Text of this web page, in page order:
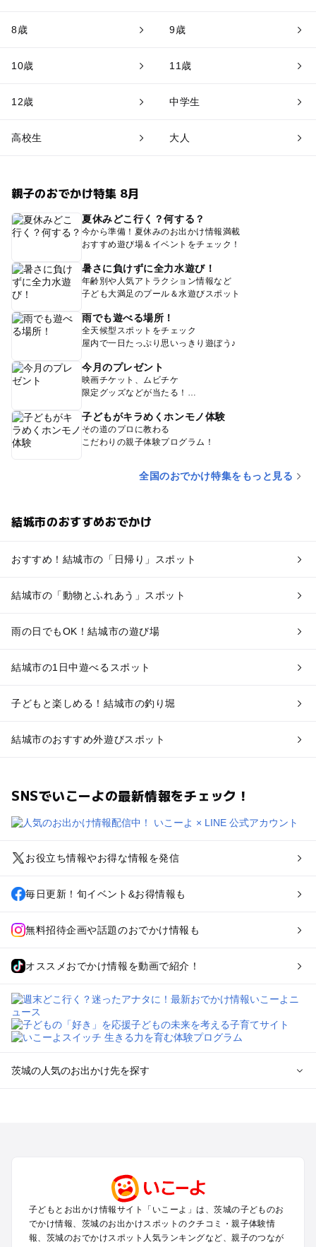
8歳 9歳
10歳 11歳
12歳 中学生
高校生 大人
親子のおでかけ特集 8月
夏休みどこ行く？何する？
今から準備！夏休みのお出かけ情報満載
おすすめ遊び場＆イベントをチェック！
暑さに負けずに全力水遊び！
年齢別や人気アトラクション情報など
子ども大満足のプール＆水遊びスポット
雨でも遊べる場所！
全天候型スポットをチェック
屋内で一日たっぷり思いっきり遊ぼう♪
今月のプレゼント
映画チケット、ムビチケ
限定グッズなどが当たる！
子どもがキラめくホンモノ体験
その道のプロに教わる
こだわりの親子体験プログラム！
全国のおでかけ特集をもっと見る
結城市のおすすめおでかけ
おすすめ！結城市の「日帰り」スポット
結城市の「動物とふれあう」スポット
雨の日でもOK！結城市の遊び場
結城市の1日中遊べるスポット
子どもと楽しめる！結城市の釣り堀
結城市のおすすめ外遊びスポット
SNSでいこーよの最新情報をチェック！
お役立ち情報やお得な情報を発信
毎日更新！旬イベント&お得情報も
無料招待企画や話題のおでかけ情報も
オススメおでかけ情報を動画で紹介！
茨城の人気のお出かけ先を探す
久喜・行田・加須・羽生のプールお出かけ
土浦・霞ヶ浦・鹿島・潮来のプールお出かけ
大洗・ひたちなかのプールお出かけ
熊谷・太田・足利・古河のプールお出かけ
子どもとお出かけ情報サイト「いこーよ」は、茨城の子どものお
でかけ情報、茨城のお出かけスポットのクチコミ・親子体験情
報、茨城のおでかけスポット人気ランキングなど、親子のつなが